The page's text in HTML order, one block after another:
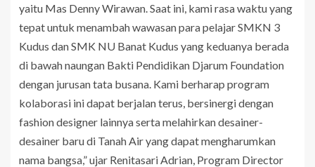
yaitu Mas Denny Wirawan. Saat ini, kami rasa waktu yang
tepat untuk menambah wawasan para pelajar SMKN 3
Kudus dan SMK NU Banat Kudus yang keduanya berada
di bawah naungan Bakti Pendidikan Djarum Foundation
dengan jurusan tata busana. Kami berharap program
kolaborasi ini dapat berjalan terus, bersinergi dengan
fashion designer lainnya serta melahirkan desainer-
desainer baru di Tanah Air yang dapat mengharumkan
nama bangsa,” ujar Renitasari Adrian, Program Director